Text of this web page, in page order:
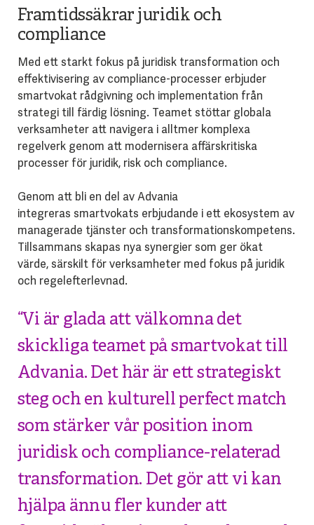
Framtidssäkrar juridik och
compliance
Med ett starkt fokus på juridisk transformation och
effektivisering av compliance-processer erbjuder
smartvokat rådgivning och implementation från
strategi till färdig lösning. Teamet stöttar globala
verksamheter att navigera i alltmer komplexa
regelverk genom att modernisera affärskritiska
processer för juridik, risk och compliance.
Genom att bli en del av Advania
integreras smartvokats erbjudande i ett ekosystem av
managerade tjänster och transformationskompetens.
Tillsammans skapas nya synergier som ger ökat
värde,särskilt för verksamheter med fokus på juridik
och regelefterlevnad.
“Vi är glada att välkomna det
skickliga teamet på smartvokat till
Advania. Det här är ett strategiskt
steg och en kulturell perfect match
som stärker vår position inom
juridisk och compliance-relaterad
transformation. Det gör att vi kan
hjälpa ännu fler kunder att